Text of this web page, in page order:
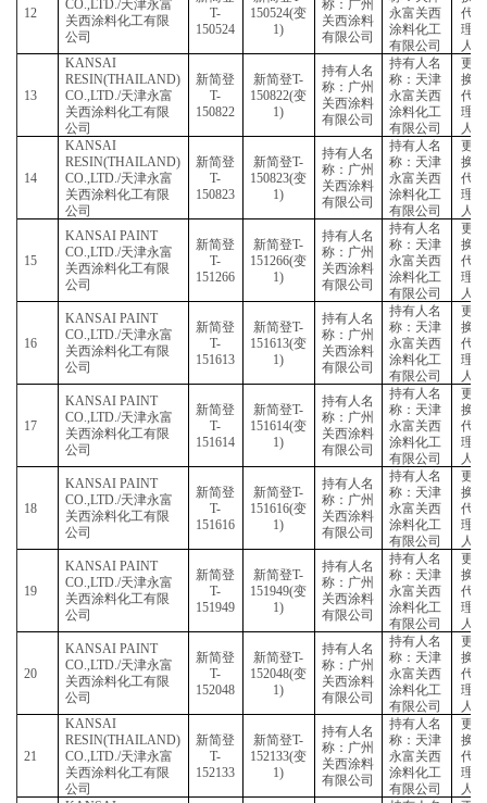
10
KANSAI PAINT
CO.,LTD./
关西涂料化工有限
公司
新简登
T-
150307
新简登T-
150307(变
1)
持有人名
称：广州
关西涂料
有限公司
持有
称：
永富
涂料
有限
11
NOVÉAL/上海天祥
质量技术服务有限
公司
新简登
J-
新简登 J-
150366(变
1)
申报人名
称：
CHIMEX
S.A.S.U
持有人名
称：北京
瑞源先驱
生物科技
有限公司
申报
称：
持有
称：
天祥
技术
有限
KANSAI PAINT
关西涂料化工有限
公司
新简登
T-
150524
新简登T-
150524(变
1)
持有人名
称：广州
关西涂料
有限公司
持有
称：
永富
涂料
有限
KANSAI
RESIN(THAILAND)
CO.,LTD./天津永富
关西涂料化工有限
公司
T-
150822
新简登T-
150822( 变
1)
持有人名
称：广州
关西涂料
有限公司
持有
称：
永富
涂料
有限
14
KANSAI
RESIN(THAILAND)
CO.,LTD./天津永富
关西涂料化工有限
公司
新简登
T-
150823
新简登T-
150823(变
1)
持有人名
称：广州
关西涂料
有限公司
持有
称：
永富
涂料
有限
KANSAI PAINT
CO.,LTD./天津永富
关西涂料化工有限
公司
新简登
新简登 T-
151266(变
1)
持有人名
称：广州
关西涂料
有限公司
持有
称：
永富
涂料
有限
KANSAI PAINT
CO.,LTD./天津永富
公司
新简登
151613
新简登T-
151613(变
1)
持有人名
称：广州
关西涂料
有限公司
持有
称：
永富
涂料
有限
17
KANSAI PAINT
CO.,LTD./
新简登
T-
新简登T-
151614(变
持有人名
称：广州
持有
称：
永富